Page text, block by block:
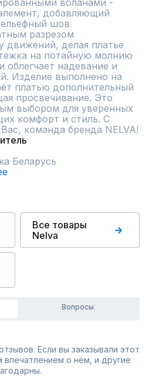
воланами -
добавляющий
шов
разрезом
движений, делая платье
на потайную молнию
надевание и
Изделие выполнено на
платью дополнительный
просвечивание. Это
выбором для уверенных
комфорт и стиль. С
команда бренда NELVA!
Беларусь
Все товары
Nelva
Вопросы
Если вы заказывали этот
впечатлением о нём, и другие